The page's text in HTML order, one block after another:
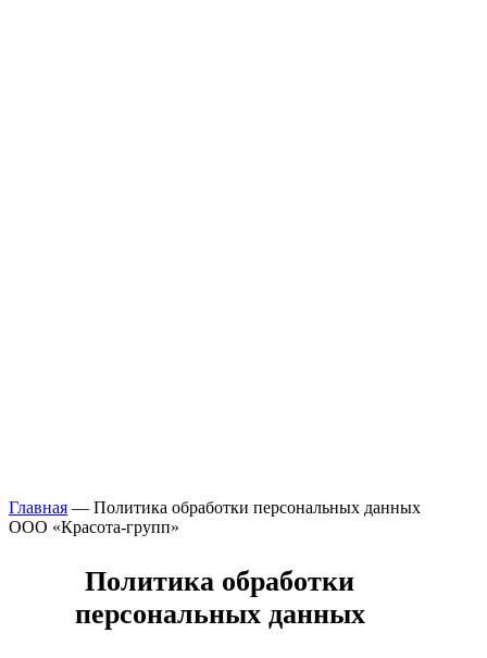
Главная — Политика обработки персональных данных
ООО «Красота-групп»
Политика обработки
персональных данных